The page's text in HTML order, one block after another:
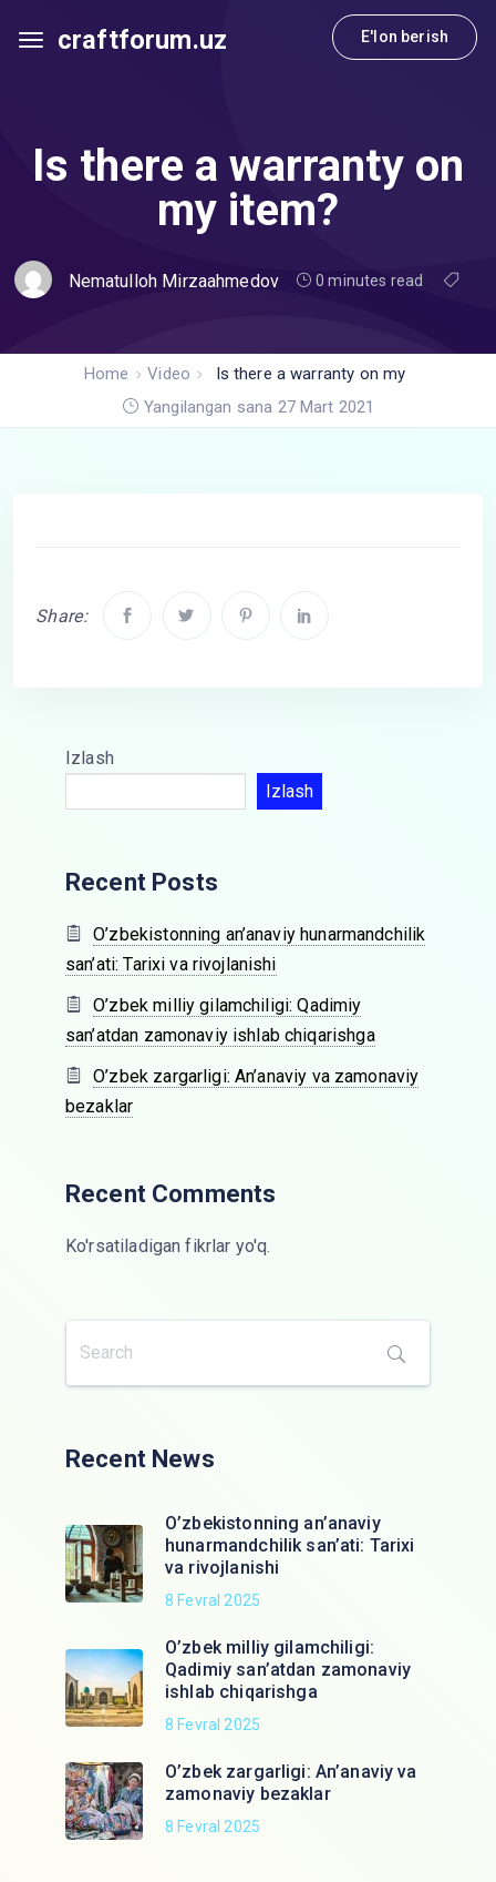
craftforum.uz E'lon berish
Is there a warranty on
my item?
Nematulloh Mirzaahmedov 0 minutes read
Home Video
Is there a warranty on my
item?
Yangilangan sana 27 Mart 2021
Share:
Izlash
Izlash
Recent Posts
O’zbekistonning an’anaviy hunarmandchilik
san’ati: Tarixi va rivojlanishi
O’zbek milliy gilamchiligi: Qadimiy
san’atdan zamonaviy ishlab chiqarishga
O’zbek zargarligi: An’anaviy va zamonaviy
bezaklar
Recent Comments
Ko'rsatiladigan fikrlar yo'q.
Recent News
O’zbekistonning an’anaviy
hunarmandchilik san’ati: Tarixi
va rivojlanishi
8 Fevral 2025
O’zbek milliy gilamchiligi:
Qadimiy san’atdan zamonaviy
ishlab chiqarishga
8 Fevral 2025
O’zbek zargarligi: An’anaviy va
zamonaviy bezaklar
8 Fevral 2025